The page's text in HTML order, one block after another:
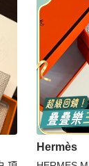
Hermès